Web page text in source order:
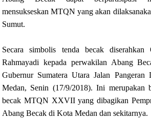
mensukseskan MTQN yang akan
Sumut.
Secara simbolis tenda becak
Rahmayadi kepada perwakilan Abang
Gubernur Sumatera Utara Jalan
Medan, Senin (17/9/2018). Ini merupakan
becak MTQN XXVII yang dibagikan
Abang Becak di Kota Medan dan sekitarnya.